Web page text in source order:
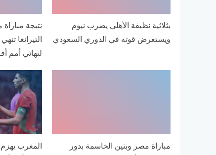
بثلاثية نظيفة الأهلي يضرب نيوم
ويستعرض قوته في الدوري السعودي
نتيجة
التيرانغا
لنهائي أمم
مباراة مصر وبنين الحاسمة بدور